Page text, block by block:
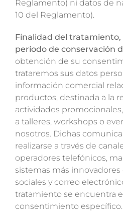
Reglamento) ni datos de
10 del Reglamento).
Finalidad del tratamiento,
período de conservación
obtención de su
trataremos sus datos
información comercial
productos, destinada a la
actividades
a talleres, workshops o
nosotros. Dichas
realizarse a través de
operadores telefónicos,
sistemas más innovadores
sociales y correo
tratamiento se encuentra
consentimiento específico.